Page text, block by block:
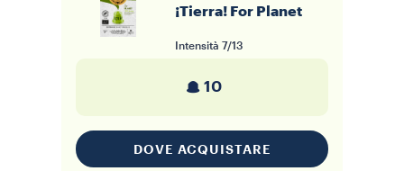
¡Tierra! For Planet
Intensità 7/13
10
DOVE ACQUISTARE